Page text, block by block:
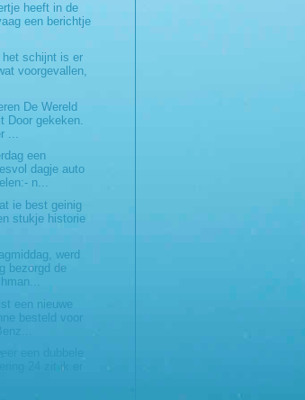
heeft in de
een berichtje
het schijnt is er
voorgevallen,
De Wereld
Door gekeken.
...
een
dagje auto
n...
ie best geinig
stukje historie
werd
bezorgd de
een nieuwe
besteld voor
een dubbele
24 zit ik er